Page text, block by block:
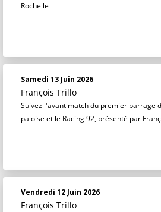
Rochelle
Samedi 13 Juin 2026
François Trillo
Suivez l'avant match du premier barrage
paloise et le Racing 92, présenté par
Vendredi 12 Juin 2026
François Trillo